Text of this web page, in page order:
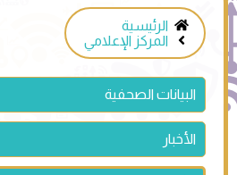
الرئيسية
المركز الإعلامي
البيانات الصحفية
الأخبار